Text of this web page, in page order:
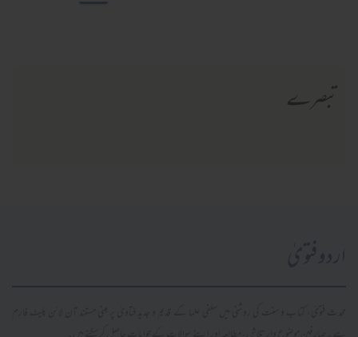
تبصرے